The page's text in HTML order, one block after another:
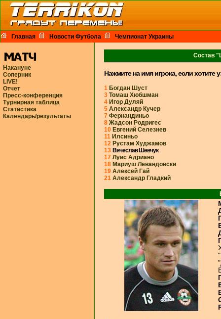
Главная Новости Футбола Чемпионат Украины
Накануне
Соперник
LIVE!
Отчет
Пресс-конференция
Турнирная таблица
Статистика
Календарь/результаты
Состав
Нажмите на имя игрока, если хотите
1 Богдан Шуст
3 Томаш Хюбшман
4 Игор Дуляй
5 Александр Кучер
7 Фернандиньо
8 Жадсон Родригес
10 Евгений Селезнев
11 Илсиньо
12 Рустам Худжамов
13 Вячеслав Шевчук
17 Луис Адриано
18 Мариуш Левандовски
19 Алексей Гай
21 Александр Гладкий